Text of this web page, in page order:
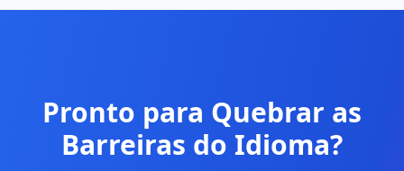
Pronto para Quebrar as
Barreiras do Idioma?